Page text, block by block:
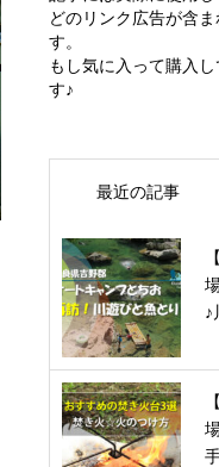
どのリンク広告が含
す。
もし気に入って購入
す♪
最近の記事
♪